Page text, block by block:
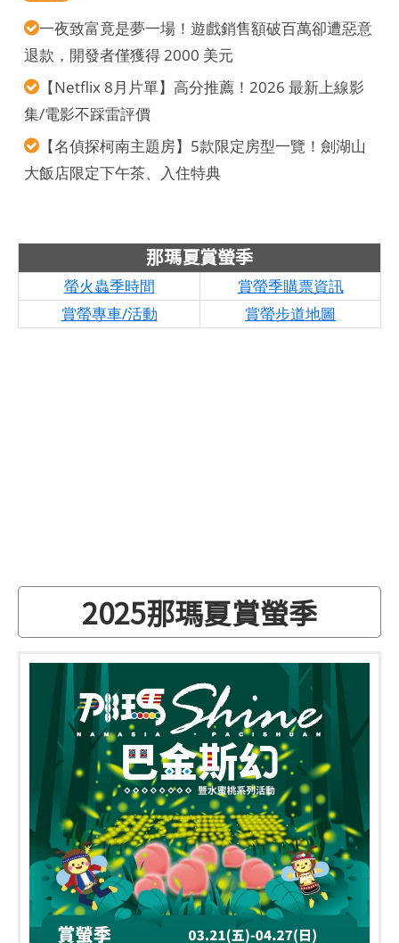
一夜致富竟是夢一場！遊戲銷售額破百萬卻遭惡意
退款，開發者僅獲得 2000 美元
【Netflix 8月片單】高分推薦！2026 最新上線影
集/電影不踩雷評價
【名偵探柯南主題房】5款限定房型一覽！劍湖山
大飯店限定下午茶、入住特典
那瑪夏賞螢季
螢火蟲季時間
賞螢季購票資訊
賞螢專車/活動
賞螢步道地圖
2025那瑪夏賞螢季